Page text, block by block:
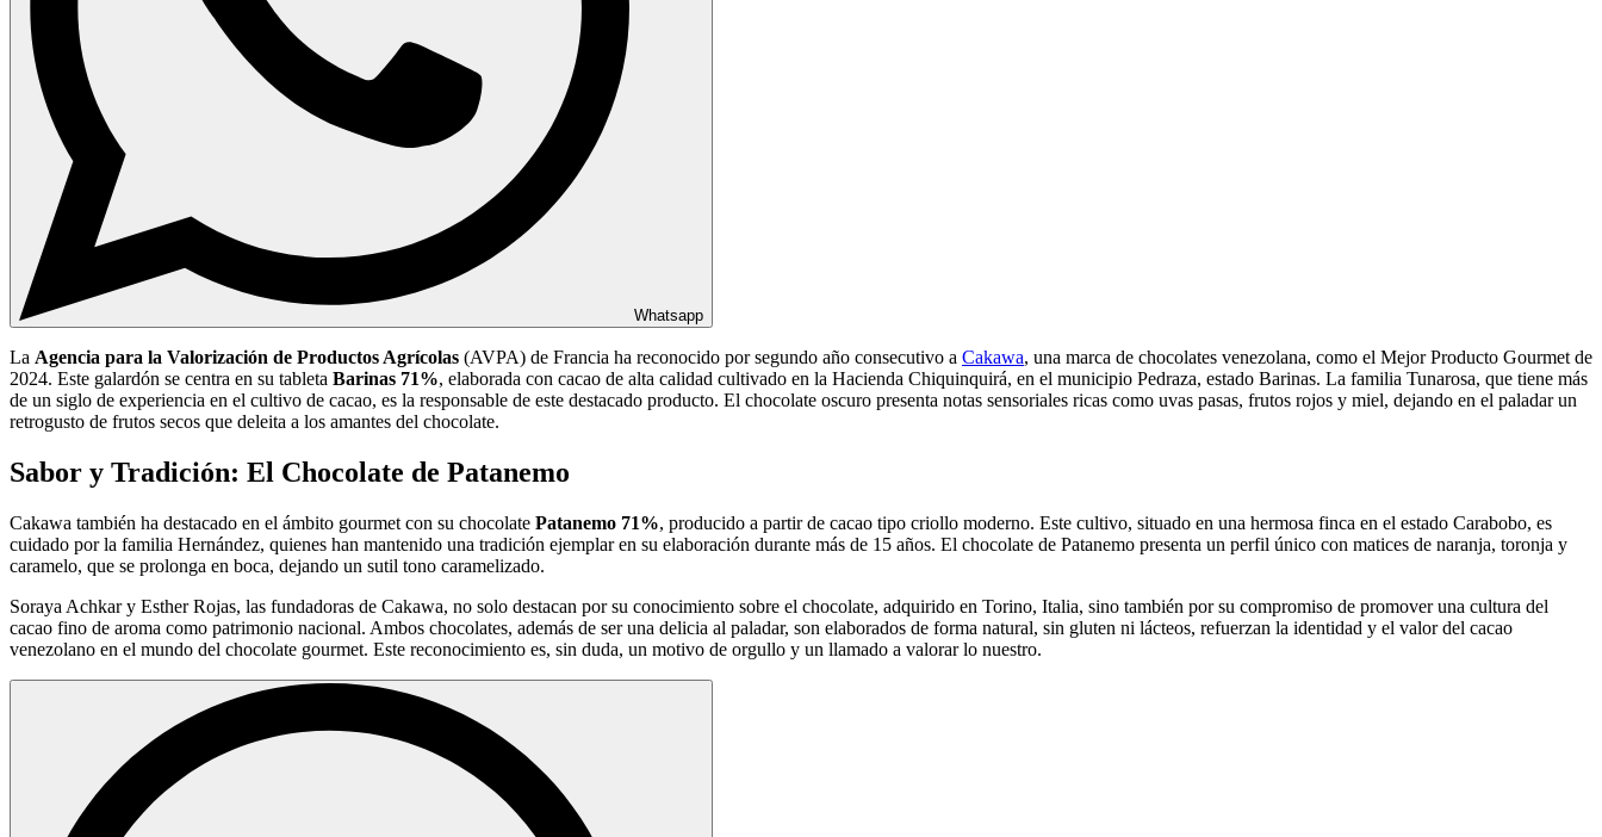
Whatsapp
La Agencia para la Valorización de Productos Agrícolas (AVPA) de Francia ha reconocido por segundo año consecutivo a Cakawa, una marca de chocolates venezolana, como el Mejor Producto Gourmet de
2024. Este galardón se centra en su tableta Barinas 71%, elaborada con cacao de alta calidad cultivado en la Hacienda Chiquinquirá, en el municipio Pedraza, estado Barinas. La familia Tunarosa, que tiene más
de un siglo de experiencia en el cultivo de cacao, es la responsable de este destacado producto. El chocolate oscuro presenta notas sensoriales ricas como uvas pasas, frutos rojos y miel, dejando en el paladar un
retrogusto de frutos secos que deleita a los amantes del chocolate.
Sabor y Tradición: El Chocolate de Patanemo
Cakawa también ha destacado en el ámbito gourmet con su chocolate Patanemo 71%, producido a partir de cacao tipo criollo moderno. Este cultivo, situado en una hermosa finca en el estado Carabobo, es
cuidado por la familia Hernández, quienes han mantenido una tradición ejemplar en su elaboración durante más de 15 años. El chocolate de Patanemo presenta un perfil único con matices de naranja, toronja y
caramelo, que se prolonga en boca, dejando un sutil tono caramelizado.
Soraya Achkar y Esther Rojas, las fundadoras de Cakawa, no solo destacan por su conocimiento sobre el chocolate, adquirido en Torino, Italia, sino también por su compromiso de promover una cultura del
cacao fino de aroma como patrimonio nacional. Ambos chocolates, además de ser una delicia al paladar, son elaborados de forma natural, sin gluten ni lácteos, refuerzan la identidad y el valor del cacao
venezolano en el mundo del chocolate gourmet. Este reconocimiento es, sin duda, un motivo de orgullo y un llamado a valorar lo nuestro.